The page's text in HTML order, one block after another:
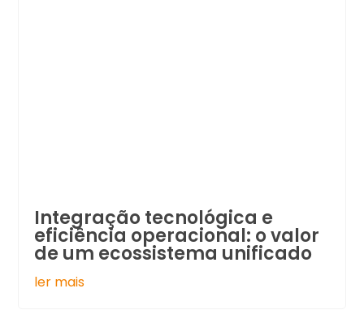
Integração tecnológica e
eficiência operacional: o valor
de um ecossistema unificado
ler mais